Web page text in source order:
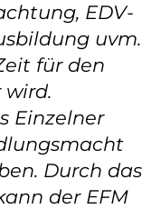
EDV-
uvm.
für den
Einzelner
Durch das
der EFM